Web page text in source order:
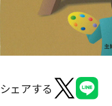
シェアする